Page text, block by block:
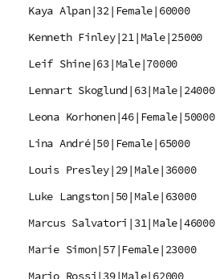
Kaya Alpan|32|Female|60000
Kenneth Finley|21|Male|25000
Leif Shine|63|Male|70000
Lennart Skoglund|63|Male|24000
Leona Korhonen|46|Female|50000
Lina André|50|Female|65000
Louis Presley|29|Male|36000
Luke Langston|50|Male|63000
Marcus Salvatori|31|Male|46000
Marie Simon|57|Female|23000
Mario Rossi|39|Male|62000